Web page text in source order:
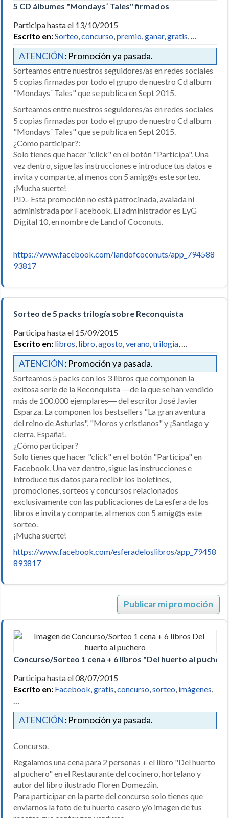
5 CD álbumes "Mondays´ Tales" firmados
Participa hasta el 13/10/2015
Escrito en:Sorteo,concurso,premio,ganar,gratis, …
ATENCIÓN: Promoción ya pasada.
Sorteamos entre nuestros seguidores/as en redes sociales
5 copias firmadas por todo el grupo de nuestro Cd album
"Mondays´ Tales" que se publica en Sept 2015.
Sorteamos entre nuestros seguidores/as en redes sociales
5 copias firmadas por todo el grupo de nuestro Cd album
"Mondays´ Tales" que se publica en Sept 2015.
¿Cómo participar?:
Solo tienes que hacer "click" en el botón "Participa". Una
vez dentro, sigue las instrucciones e introduce tus datos e
invita y comparte, al menos con 5 amig@s este sorteo.
¡Mucha suerte!
P.D.- Esta promoción no está patrocinada, avalada ni
administrada por Facebook. El administrador es EyG
Digital 10, en nombre de Land of Coconuts.
https://www.facebook.com/landofcoconuts/app_794588
93817
Sorteo de 5 packs trilogía sobre Reconquista
Participa hasta el 15/09/2015
Escrito en: libros, libro,agosto,verano,trilogia, …
ATENCIÓN: Promoción ya pasada.
Sorteamos 5 packs con los 3 libros que componen la
exitosa serie de la Reconquista ―de la que se han vendido
más de 100.000 ejemplares― del escritor José Javier
Esparza. La componen los bestsellers "La gran aventura
del reino de Asturias", "Moros y cristianos" y ¡Santiago y
cierra, España!.
¿Cómo participar?
Solo tienes que hacer "click" en el botón "Participa" en
Facebook. Una vez dentro, sigue las instrucciones e
introduce tus datos para recibir los boletines,
promociones, sorteos y concursos relacionados
exclusivamente con las publicaciones de La esfera de los
libros e invita y comparte, al menos con 5 amig@s este
sorteo.
¡Mucha suerte!
https://www.facebook.com/esferadeloslibros/app_79458
893817
Publicar mi promoción
Concurso/Sorteo 1 cena + 6 libros "Del huerto al
Participa hasta el 08/07/2015
Escrito en: Facebook,gratis,concurso,sorteo, imágenes,
…
ATENCIÓN: Promoción ya pasada.
Concurso.
Regalamos una cena para 2 personas + el libro "Del huerto
al puchero" en el Restaurante del cocinero, hortelano y
autor del libro ilustrado Floren Domezáin.
Para participar en la parte del concurso solo tienes que
enviarnos la foto de tu huerto casero y/o imagen de tus